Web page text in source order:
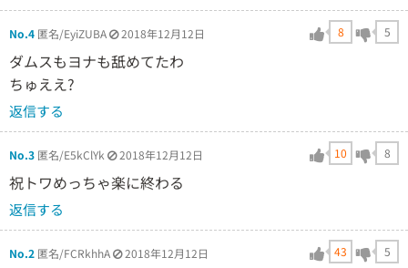
No.4 匿名/EyiZUBA 2018年12月12日 8 5
ダムスもヨナも舐めてたわ
ちゅええ?
返信する
No.3 匿名/E5kClYk 2018年12月12日 10 8
祝トワめっちゃ楽に終わる
返信する
No.2 匿名/FCRkhhA 2018年12月12日 43 5